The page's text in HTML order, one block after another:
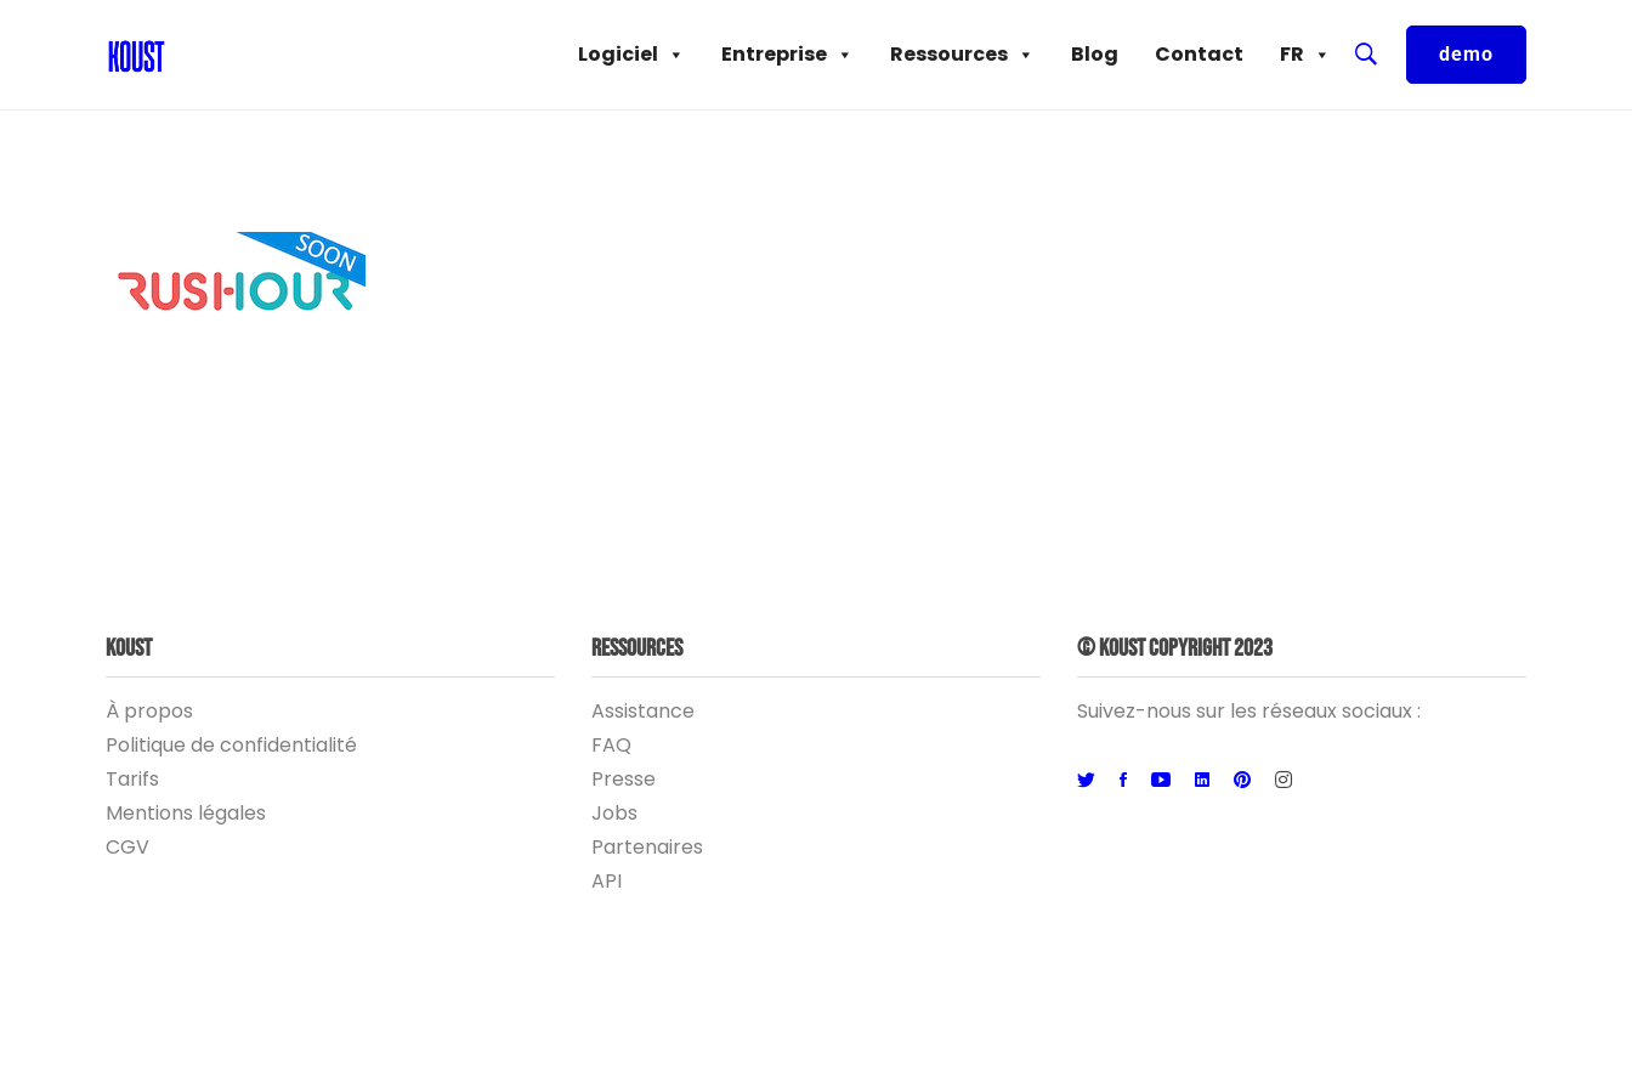
FR
Contact
Blog
Ressources
Entreprise
Logiciel demo
Koust
À propos
Politique de confidentialité
Tarifs
Mentions légales
CGV
Ressources
Assistance
FAQ
Presse
Jobs
Partenaires
API
© Koust Copyright 2023
Suivez-nous sur les réseaux sociaux :